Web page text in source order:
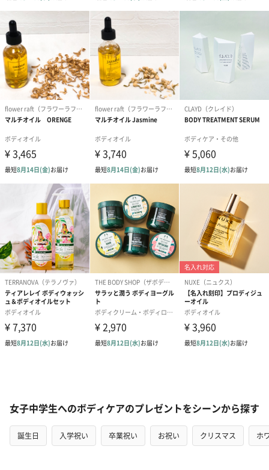
女子中学生へのボディケアのプレゼントをシーンから探す
誕生日 入学祝い 卒業祝い お祝い クリスマス ホ